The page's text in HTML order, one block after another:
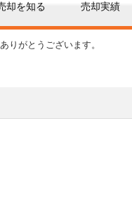
却を知る
却時の諸費用
売却実績
がとうございます。